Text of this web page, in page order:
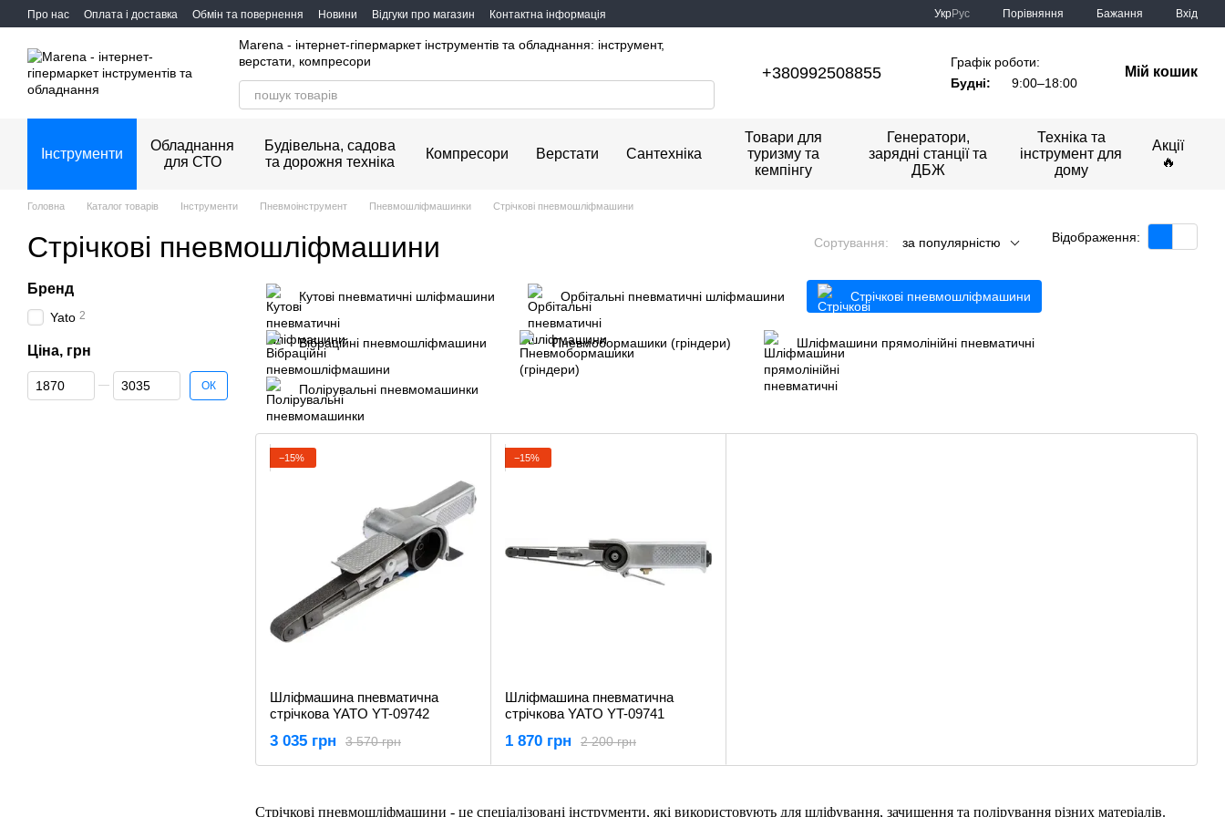
Перейти до основного контенту
Про нас Оплата і доставка Обмін та повернення Новини Відгуки про магазин Контактна інформація УкрРус Порівняння Бажання Вхід
Marena - інтернет-гіпермаркет інструментів та обладнання: інструмент,
верстати, компресори
+380992508855
Графік роботи:
Будні:
9:00–18:00
Мій кошик
Інструменти
Обладнання
для СТО
Будівельна, садова
та дорожня техніка
Компресори Верстати Сантехніка
Товари для
туризму та
кемпінгу
Генератори,
зарядні станції та
ДБЖ
Техніка та
інструмент для
дому
Акції
🔥
Головна Каталог товарів Інструменти Пневмоінструмент Пневмошліфмашинки Стрічкові пневмошліфмашини
Стрічкові пневмошліфмашини Сортування: за популярністю Відображення:
Стрічкові пневмошліфмашини - це спеціалізовані інструменти, які використовують для шліфування, зачищення та полірування різних матеріалів.
Кутові пневматичні шліфмашини Орбітальні пневматичні шліфмашини Стрічкові пневмошліфмашини
Вібраційні пневмошліфмашини Пневмобормашики (гріндери) Шліфмашини прямолінійні пневматичні
Полірувальні пневмомашинки
−15%
Шліфмашина пневматична
стрічкова YATO YT-09742
3 570 грн
3 035 грн
−15%
Шліфмашина пневматична
стрічкова YATO YT-09741
2 200 грн
1 870 грн
Бренд
Yato 2
Ціна, грн
Від Ціна, грн
До Ціна, грн ОК